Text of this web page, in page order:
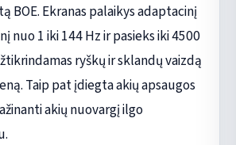
BOE. Ekranas palaikys adaptacinį
nuo 1 iki 144 Hz ir pasieks iki 4500
ryškų ir sklandų vaizdą
Taip pat įdiegta akių apsaugos
akių nuovargį ilgo